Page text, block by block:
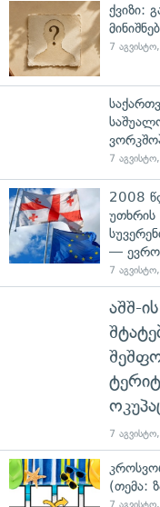
ქვიზი:
7
7
2008
უთხრის
—
7
აშშ-
7
(თემა:
7